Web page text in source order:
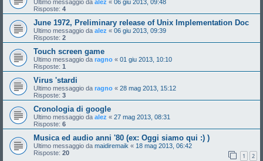
Ultimo messaggio da alez « 06 giu 2013, 09:48
Risposte: 4
June 1972, Preliminary release of Unix Implementation Doc
Ultimo messaggio da alez « 06 giu 2013, 09:39
Risposte: 2
Touch screen game
Ultimo messaggio da ragno « 01 giu 2013, 10:10
Risposte: 1
Virus 'stardi
Ultimo messaggio da ragno « 28 mag 2013, 15:12
Risposte: 3
Cronologia di google
Ultimo messaggio da alez « 27 mag 2013, 08:31
Risposte: 6
Musica ed audio anni '80 (ex: Oggi siamo qui :) )
Ultimo messaggio da maidiremaik « 18 mag 2013, 06:42
Risposte: 20 1 2